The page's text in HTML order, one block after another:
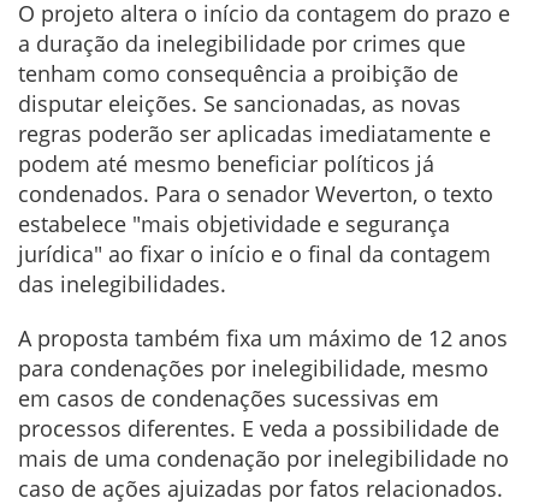
O projeto altera o início da contagem do prazo e
a duração da inelegibilidade por crimes que
tenham como consequência a proibição de
disputar eleições. Se sancionadas, as novas
regras poderão ser aplicadas imediatamente e
podem até mesmo beneficiar políticos já
condenados. Para o senador Weverton, o texto
estabelece "mais objetividade e segurança
jurídica" ao fixar o início e o final da contagem
das inelegibilidades.
A proposta também fixa um máximo de 12 anos
para condenações por inelegibilidade, mesmo
em casos de condenações sucessivas em
processos diferentes. E veda a possibilidade de
mais de uma condenação por inelegibilidade no
caso de ações ajuizadas por fatos relacionados.